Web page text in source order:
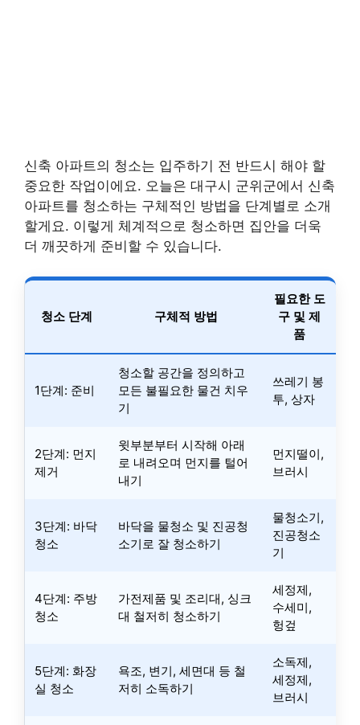
신축 아파트의 청소는 입주하기 전 반드시 해야 할
중요한 작업이에요. 오늘은 대구시 군위군에서 신축
아파트를 청소하는 구체적인 방법을 단계별로 소개
할게요. 이렇게 체계적으로 청소하면 집안을 더욱
더 깨끗하게 준비할 수 있습니다.
청소 단계 구체적 방법
필요한 도
구 및 제
품
1단계: 준비
청소할 공간을 정의하고
모든 불필요한 물건 치우
기
쓰레기 봉
투, 상자
2단계: 먼지
제거
윗부분부터 시작해 아래
로 내려오며 먼지를 털어
내기
먼지떨이,
브러시
3단계: 바닥
청소
바닥을 물청소 및 진공청
소기로 잘 청소하기
물청소기,
진공청소
기
4단계: 주방
청소
가전제품 및 조리대, 싱크
대 철저히 청소하기
세정제,
수세미,
헝겊
5단계: 화장
실 청소
욕조, 변기, 세면대 등 철
저히 소독하기
소독제,
세정제,
브러시